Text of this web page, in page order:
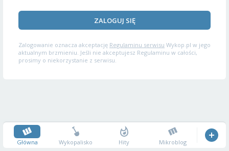
ZALOGUJ SIĘ
Zalogowanie oznacza akceptację Regulaminu serwisu Wykop.pl w jego
aktualnym brzmieniu. Jeśli nie akceptujesz Regulaminu w całości,
prosimy o niekorzystanie z serwisu.
Główna Wykopalisko Hity Mikroblog